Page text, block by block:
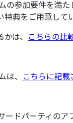
の参加要件を満
特典をご用意して
は、 こちらの比
は、 こちらに記載
ードパーティの